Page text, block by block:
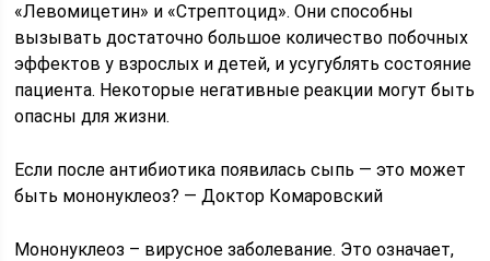
«Левомицетин» и «Стрептоцид». Они способны
вызывать достаточно большое количество побочных
эффектов у взрослых и детей, и усугублять состояние
пациента. Некоторые негативные реакции могут быть
опасны для жизни.
Если после антибиотика появилась сыпь — это может
быть мононуклеоз? — Доктор Комаровский
Мононуклеоз – вирусное заболевание. Это означает,